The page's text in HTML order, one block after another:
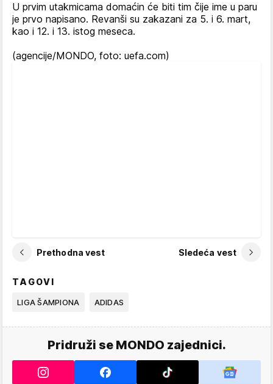
U prvim utakmicama domaćin će biti tim čije ime u paru
je prvo napisano. Revanši su zakazani za 5. i 6. mart,
kao i 12. i 13. istog meseca.
(agencije/MONDO, foto: uefa.com)
Prethodna vest Sledeća vest
TAGOVI
LIGA ŠAMPIONA ADIDAS
Pridruži se MONDO zajednici.